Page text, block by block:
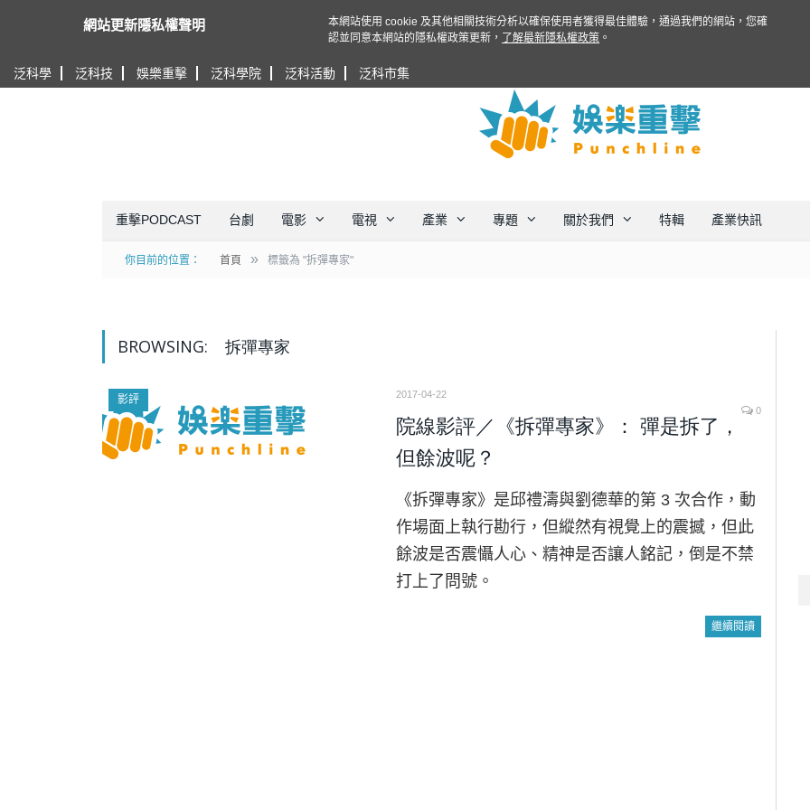
泛科學 泛科技 娛樂重擊 泛科學院 泛科活動 泛科市集
重擊PODCAST 台劇 電影 電視 產業 專題 關於我們 特輯 產業快訊
你目前的位置： 首頁 » 標籤為 "拆彈專家"
BROWSING: 拆彈專家
影評
2017-04-22
0
院線影評／《拆彈專家》： 彈是拆了，
但餘波呢？
《拆彈專家》是邱禮濤與劉德華的第 3 次合作，動
作場面上執行勘行，但縱然有視覺上的震撼，但此
餘波是否震懾人心、精神是否讓人銘記，倒是不禁
打上了問號。
繼續閱讀
網站更新隱私權聲明
本網站使用 cookie 及其他相關技術分析以確保使用者獲得最佳體驗，通過我們的網站，您確
認並同意本網站的隱私權政策更新，
了解最新隱私權政策 。